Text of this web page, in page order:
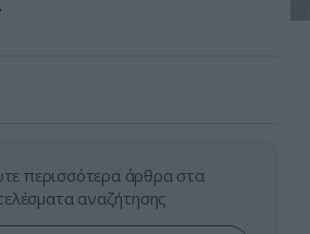
περισσότερα άρθρα στα
αναζήτησης